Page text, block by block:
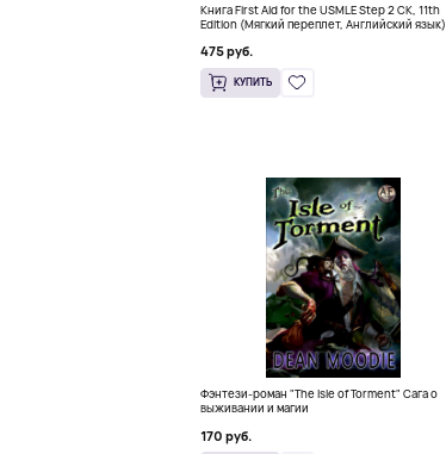
Книга First Aid for the USMLE Step 2 CK, 11th
Edition (Мягкий переплет, Английский язык)
475 руб.
КУПИТЬ
Фэнтези-роман "The Isle of Torment" Сага о
выживании и магии
170 руб.